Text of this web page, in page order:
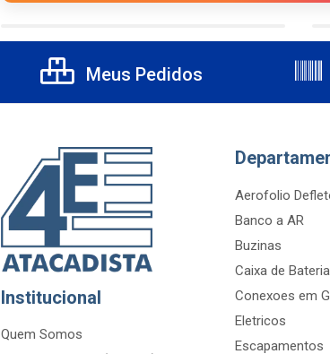
Meus Pedidos
Institucional
Quem Somos
Aerofolio
Banco a AR
Buzinas
Caixa de Bateria
Conexoes em
Eletricos
Escapamentos